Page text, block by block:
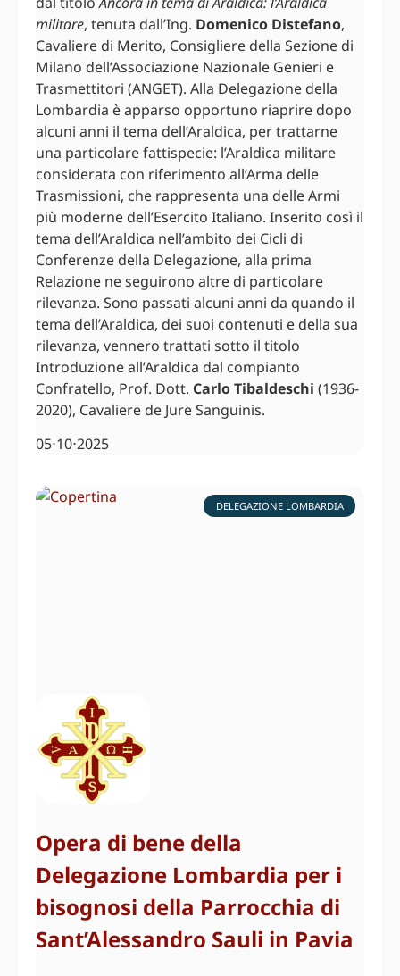
militare, tenuta dall’Ing. Domenico Distefano,
Cavaliere di Merito, Consigliere della Sezione di
Milano dell’Associazione Nazionale Genieri e
Trasmettitori (ANGET). Alla Delegazione della
Lombardia è apparso opportuno riaprire dopo
alcuni anni il tema dell’Araldica, per trattarne
una particolare fattispecie: l’Araldica militare
considerata con riferimento all’Arma delle
Trasmissioni, che rappresenta una delle Armi
più moderne dell’Esercito Italiano. Inserito così il
tema dell’Araldica nell’ambito dei Cicli di
Conferenze della Delegazione, alla prima
Relazione ne seguirono altre di particolare
rilevanza. Sono passati alcuni anni da quando il
tema dell’Araldica, dei suoi contenuti e della sua
rilevanza, vennero trattati sotto il titolo
Introduzione all’Araldica dal compianto
Confratello, Prof. Dott. Carlo Tibaldeschi (1936-
2020), Cavaliere de Jure Sanguinis.
05⋅10⋅2025
DELEGAZIONE LOMBARDIA
Opera di bene della
Delegazione Lombardia per i
bisognosi della Parrocchia di
Sant’Alessandro Sauli in Pavia